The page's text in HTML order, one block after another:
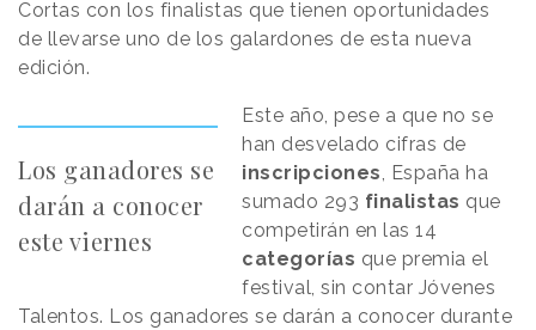
Cortas con los finalistas que tienen oportunidades
de llevarse uno de los galardones de esta nueva
edición.
Los ganadores se
darán a conocer
este viernes
Este año, pese a que no se
han desvelado cifras de
inscripciones , España ha
sumado 293 finalistas que
competirán en las 14
categorías que premia el
festival, sin contar Jóvenes
Talentos. Los ganadores se darán a conocer durante